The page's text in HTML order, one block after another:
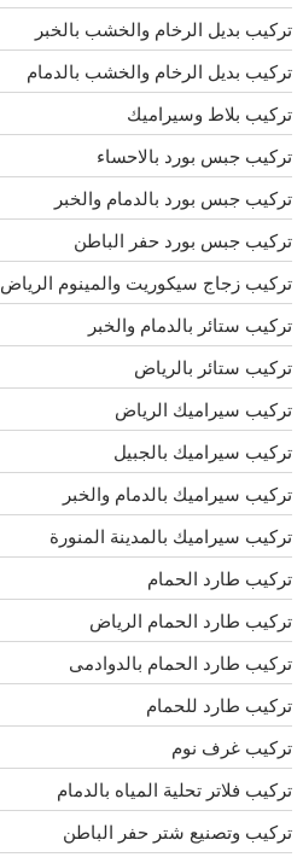
تركيب بديل الرخام والخشب بالخبر
تركيب بديل الرخام والخشب بالدمام
تركيب بلاط وسيراميك
تركيب جبس بورد بالاحساء
تركيب جبس بورد بالدمام والخبر
تركيب جبس بورد حفر الباطن
تركيب زجاج سيكوريت والمينوم الرياض
تركيب ستائر بالدمام والخبر
تركيب ستائر بالرياض
تركيب سيراميك الرياض
تركيب سيراميك بالجبيل
تركيب سيراميك بالدمام والخبر
تركيب سيراميك بالمدينة المنورة
تركيب طارد الحمام
تركيب طارد الحمام الرياض
تركيب طارد الحمام بالدوادمى
تركيب طارد للحمام
تركيب غرف نوم
تركيب فلاتر تحلية المياه بالدمام
تركيب وتصنيع شتر حفر الباطن